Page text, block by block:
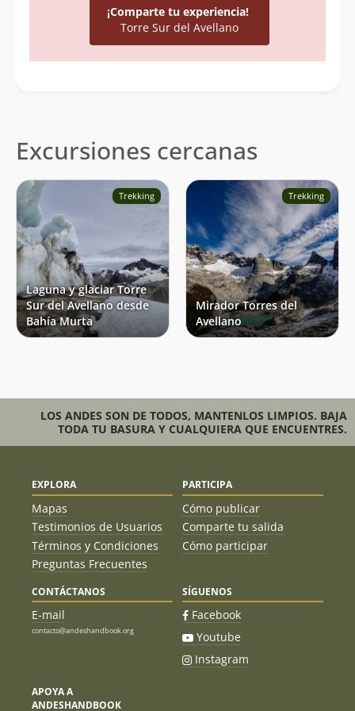
Crook, J. (2019).Avellano Towers, South Avellano
Tower, East Face. American Alpine Journal.
Spaulding, J. (2015).Recent Avellano “Climbing”
History: Recorded ascents, attempts & explorations.
¡Comparte tu experiencia!
Torre Sur del Avellano
Excursiones cercanas
Trekking
Laguna y glaciar Torre
Sur del Avellano desde
Bahía Murta
Trekking
Mirador Torres del
Avellano
LOS ANDES SON DE TODOS, MANTENLOS LIMPIOS. BAJA
TODA TU BASURA Y CUALQUIERA QUE ENCUENTRES.
EXPLORA
Mapas
Testimonios de Usuarios
Términos y Condiciones
Preguntas Frecuentes
PARTICIPA
Cómo publicar
Comparte tu salida
Cómo participar
CONTÁCTANOS
E-mail
contacto@andeshandbook.org
SÍGUENOS
Facebook
Youtube
Instagram
APOYA A
ANDESHANDBOOK